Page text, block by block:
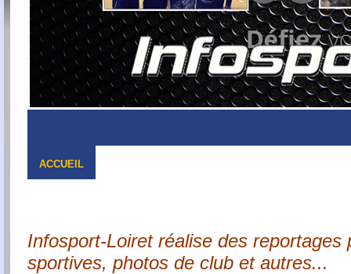
ACCUEIL
Infosport-Loiret réalise des
sportives, photos de club et autres...